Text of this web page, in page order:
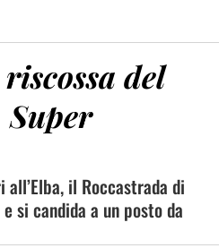
del
Super
il Roccastrada di
si candida a un posto da